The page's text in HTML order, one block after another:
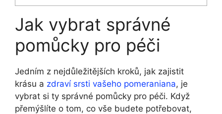
Jak vybrat správné
pomůcky pro péči
Jedním z nejdůležitějších kroků, jak zajistit
krásu a zdraví srsti vašeho pomeraniana, je
vybrat si ty správné pomůcky pro péči. Když
přemýšlíte o tom, co vše budete potřebovat,